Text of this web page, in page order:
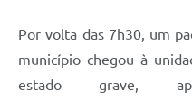
Por volta das 7h30, um
município chegou à
estado grave,